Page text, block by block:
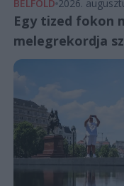
BELFÖLD 2026.
Egy tized fokon
melegrekordja